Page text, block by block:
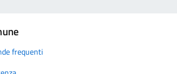
frequenti